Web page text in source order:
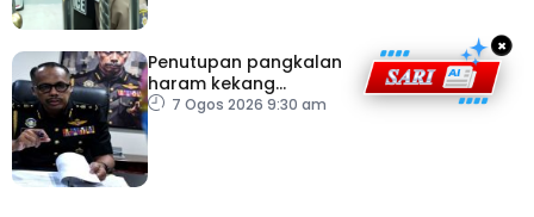
Penutupan pangkalan
haram kekang
penyeludupan di
7 Ogos 2026 9:30 am
×